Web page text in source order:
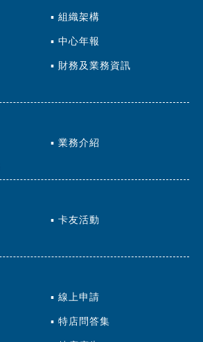
組織架構
中心年報
財務及業務資訊
業務介紹
卡友活動
線上申請
特店問答集